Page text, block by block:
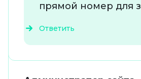
прямой номер для
Ответить